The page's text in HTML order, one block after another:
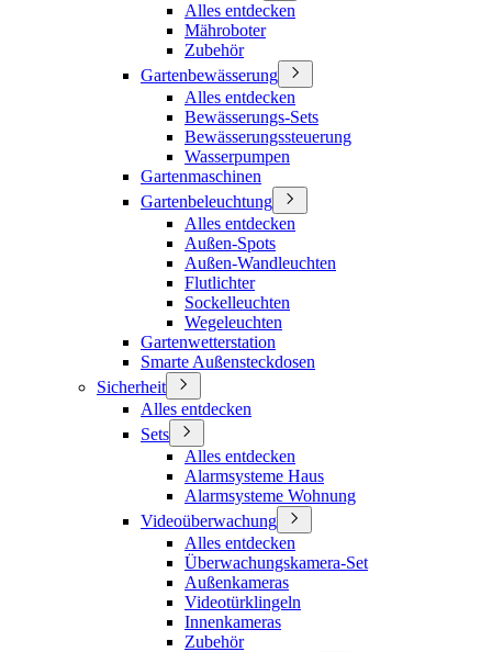
Alles entdecken
Mähroboter
Zubehör
Gartenbewässerung
Alles entdecken
Bewässerungs-Sets
Bewässerungssteuerung
Wasserpumpen
Gartenmaschinen
Gartenbeleuchtung
Alles entdecken
Außen-Spots
Außen-Wandleuchten
Flutlichter
Sockelleuchten
Wegeleuchten
Gartenwetterstation
Smarte Außensteckdosen
Sicherheit
Alles entdecken
Sets
Alles entdecken
Alarmsysteme Haus
Alarmsysteme Wohnung
Videoüberwachung
Alles entdecken
Überwachungskamera-Set
Außenkameras
Videotürklingeln
Innenkameras
Zubehör